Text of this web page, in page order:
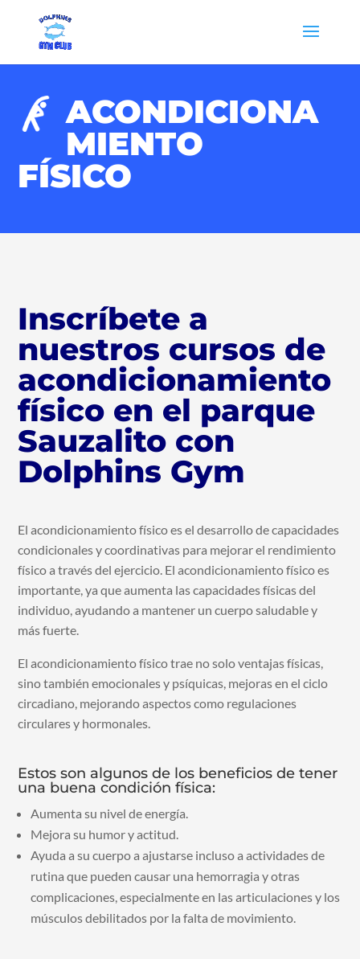
ACONDICIONA
MIENTO
FÍSICO
Inscríbete a
nuestros cursos de
acondicionamiento
físico en el parque
Sauzalito con
Dolphins Gym
El acondicionamiento físico es el desarrollo de capacidades
condicionales y coordinativas para mejorar el rendimiento
físico a través del ejercicio. El acondicionamiento físico es
importante, ya que aumenta las capacidades físicas del
individuo, ayudando a mantener un cuerpo saludable y
más fuerte.
El acondicionamiento físico trae no solo ventajas físicas,
sino también emocionales y psíquicas, mejoras en el ciclo
circadiano, mejorando aspectos como regulaciones
circulares y hormonales.
Estos son algunos de los beneficios de tener
una buena condición física:
Aumenta su nivel de energía.
Mejora su humor y actitud.
Ayuda a su cuerpo a ajustarse incluso a actividades de
rutina que pueden causar una hemorragia y otras
complicaciones, especialmente en las articulaciones y los
músculos debilitados por la falta de movimiento.